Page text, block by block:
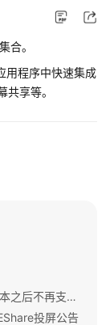
合。
用程序中快速集成
享等。
华为云会议Windows和Mac客户端V12.4.3版本之后不再支持IdeaShare投屏公告
投屏公告